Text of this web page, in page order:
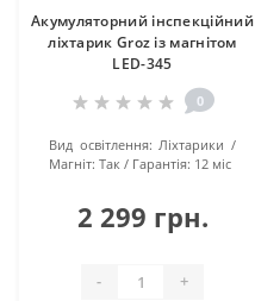
Акумуляторний інспекційний
ліхтарик Groz із магнітом
LED-345
0
Вид освітлення: Ліхтарики
Магніт: Так Гарантія: 12 міс
2 299 грн.
- +